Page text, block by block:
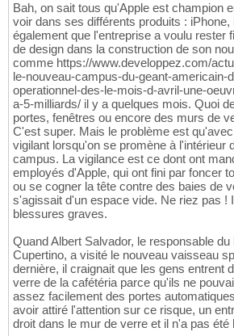
Bah, on sait tous qu'Apple est champion
voir dans ses différents produits :
également que l'entreprise a voulu rester
de design dans la construction de son
comme https://www.developpez.com/
le-nouveau-campus-du-geant-americain-
operationnel-des-le-mois-d-avril-une-
a-5-milliards/ il y a quelques mois. Quoi
portes, fenêtres ou encore des murs de
C'est super. Mais le problème est
vigilant lorsqu'on se promène à l'intérieur
campus. La vigilance est ce dont ont
employés d'Apple, qui ont fini par foncer
ou se cogner la tête contre des baies de
s'agissait d'un espace vide. Ne riez pas !
blessures graves.
Quand Albert Salvador, le responsable du
Cupertino, a visité le nouveau vaisseau
dernière, il craignait que les gens entrent
verre de la cafétéria parce qu'ils ne
assez facilement des portes
avoir attiré l'attention sur ce risque, un
droit dans le mur de verre et il n'a pas été